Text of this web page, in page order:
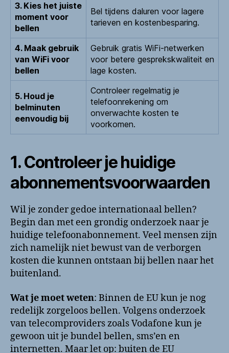
3. Kies het juiste
moment voor
bellen
Bel tijdens daluren voor lagere
tarieven en kostenbesparing.
4. Maak gebruik
van WiFi voor
bellen
Gebruik gratis WiFi-netwerken
voor betere gesprekskwaliteit en
lage kosten.
5. Houd je
belminuten
eenvoudig bij
Controleer regelmatig je
telefoonrekening om
onverwachte kosten te
voorkomen.
1. Controleer je huidige
abonnementsvoorwaarden
Wil je zonder gedoe internationaal bellen?
Begin dan met een grondig onderzoek naar je
huidige telefoonabonnement. Veel mensen zijn
zich namelijk niet bewust van de verborgen
kosten die kunnen ontstaan bij bellen naar het
buitenland.
Wat je moet weten: Binnen de EU kun je nog
redelijk zorgeloos bellen. Volgens onderzoek
van telecomproviders zoals Vodafone kun je
gewoon uit je bundel bellen, sms’en en
internetten. Maar let op: buiten de EU